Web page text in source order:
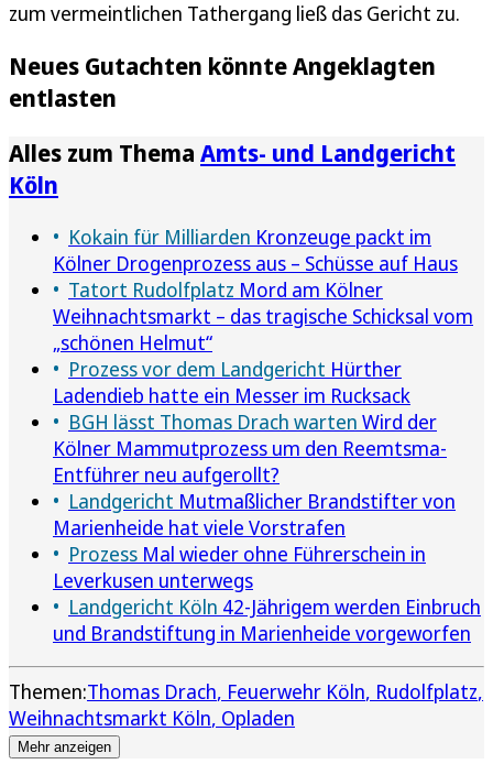
zum vermeintlichen Tathergang ließ das Gericht zu.
Neues Gutachten könnte Angeklagten
entlasten
Alles zum Thema Amts- und Landgericht
Köln
Kokain für Milliarden Kronzeuge packt im
Kölner Drogenprozess aus – Schüsse auf Haus
Tatort Rudolfplatz Mord am Kölner
Weihnachtsmarkt – das tragische Schicksal vom
„schönen Helmut“
Prozess vor dem Landgericht Hürther
Ladendieb hatte ein Messer im Rucksack
BGH lässt Thomas Drach warten Wird der
Kölner Mammutprozess um den Reemtsma-
Entführer neu aufgerollt?
Landgericht Mutmaßlicher Brandstifter von
Marienheide hat viele Vorstrafen
Prozess Mal wieder ohne Führerschein in
Leverkusen unterwegs
Landgericht Köln 42-Jährigem werden Einbruch
und Brandstiftung in Marienheide vorgeworfen
Themen:Thomas Drach Feuerwehr Köln Rudolfplatz
Weihnachtsmarkt Köln Opladen
Mehr anzeigen